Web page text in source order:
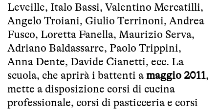
Leveille, Italo Bassi, Valentino Mercatilli,
Angelo Troiani, Giulio Terrinoni, Andrea
Fusco, Loretta Fanella, Maurizio Serva,
Adriano Baldassarre, Paolo Trippini,
Anna Dente, Davide Cianetti, ecc. La
scuola, che aprirà i battenti a maggio 2011,
mette a disposizione corsi di cucina
professionale, corsi di pasticceria e corsi